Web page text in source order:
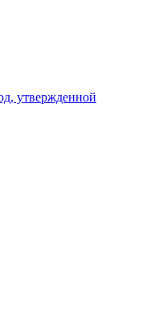
утвержденной